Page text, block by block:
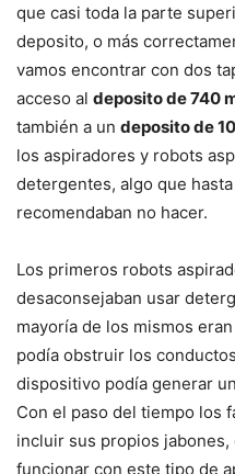
que casi toda la parte
deposito, o más
vamos encontrar con dos
acceso al deposito de 740
también a un deposito de
los aspiradores y robots
detergentes, algo que
recomendaban no hacer.
Los primeros robots
desaconsejaban usar
mayoría de los mismos
podía obstruir los
dispositivo podía generar
Con el paso del tiempo los
incluir sus propios
funcionar con este tipo de